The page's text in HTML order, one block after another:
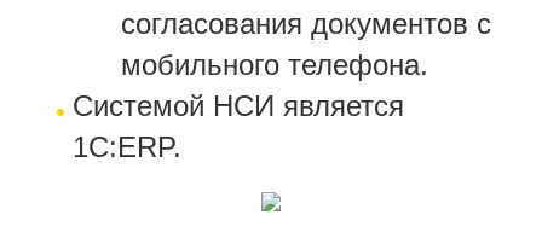
согласования документов с
мобильного телефона.
Системой НСИ является
1С:ERP.